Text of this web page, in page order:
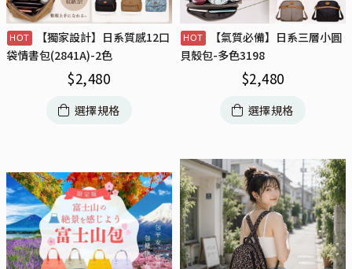
【獨家設計】日系質感12口
袋情書包(2841A)-2色
$2,480
選擇規格
【氣質必備】日系三層小圓
貝殼包-多色3198
$2,480
選擇規格